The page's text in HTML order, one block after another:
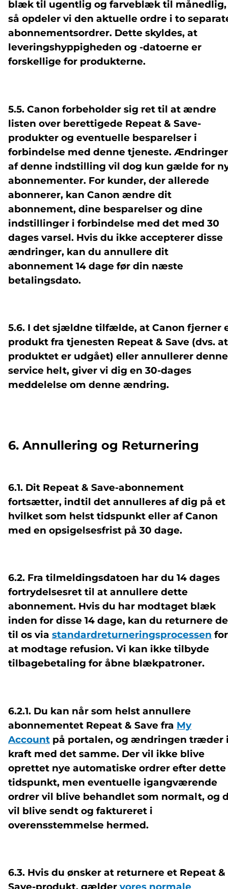
blæk til ugentlig og farveblæk til månedlig,
så opdeler vi den aktuelle ordre i to
abonnementsordrer. Dette skyldes, at
leveringshyppigheden og -datoerne er
forskellige for produkterne.
5.5. Canon forbeholder sig ret til at ændre
listen over berettigede Repeat & Save-
produkter og eventuelle besparelser i
forbindelse med denne tjeneste. Ændringer
af denne indstilling vil dog kun gælde for
abonnementer. For kunder, der allerede
abonnerer, kan Canon ændre dit
abonnement, dine besparelser og dine
indstillinger i forbindelse med det med 30
dages varsel. Hvis du ikke accepterer disse
ændringer, kan du annullere dit
abonnement 14 dage før din næste
betalingsdato.
5.6. I det sjældne tilfælde, at Canon fjerner
produkt fra tjenesten Repeat & Save (dvs. at
produktet er udgået) eller annullerer denne
service helt, giver vi dig en 30-dages
meddelelse om denne ændring.
6. Annullering og Returnering
6.1. Dit Repeat & Save-abonnement
fortsætter, indtil det annulleres af dig på et
hvilket som helst tidspunkt eller af Canon
med en opsigelsesfrist på 30 dage.
6.2. Fra tilmeldingsdatoen har du 14 dages
fortrydelsesret til at annullere dette
abonnement. Hvis du har modtaget blæk
inden for disse 14 dage, kan du returnere
til os via standardreturneringsprocessen for
at modtage refusion. Vi kan ikke tilbyde
tilbagebetaling for åbne blækpatroner.
6.2.1. Du kan når som helst annullere
abonnementet Repeat & Save fra My
Account på portalen, og ændringen træder
kraft med det samme. Der vil ikke blive
oprettet nye automatiske ordrer efter dette
tidspunkt, men eventuelle igangværende
ordrer vil blive behandlet som normalt, og
vil blive sendt og faktureret i
overensstemmelse hermed.
6.3. Hvis du ønsker at returnere et Repeat &